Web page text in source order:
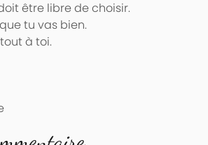
être libre de choisir.
tu vas bien.
à toi.